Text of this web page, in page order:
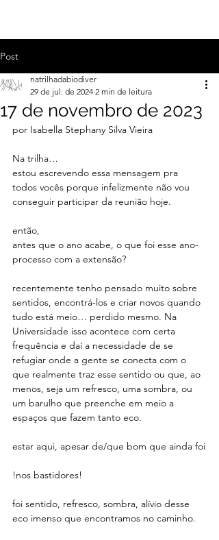
Post
17 de novembro de 2023
natrilhadabiodiver
29 de jul. de 2024 2 min de leitura
por Isabella Stephany Silva Vieira
Na trilha…
estou escrevendo essa mensagem pra
todos vocês porque infelizmente não vou
conseguir participar da reunião hoje.
então,
antes que o ano acabe, o que foi esse ano-
processo com a extensão?
recentemente tenho pensado muito sobre
sentidos, encontrá-los e criar novos quando
tudo está meio… perdido mesmo. Na
Universidade isso acontece com certa
frequência e daí a necessidade de se
refugiar onde a gente se conecta com o
que realmente traz esse sentido ou que, ao
menos, seja um refresco, uma sombra, ou
um barulho que preenche em meio a
espaços que fazem tanto eco.
estar aqui, apesar de/que bom que ainda foi
!nos bastidores!
foi sentido, refresco, sombra, alívio desse
eco imenso que encontramos no caminho.